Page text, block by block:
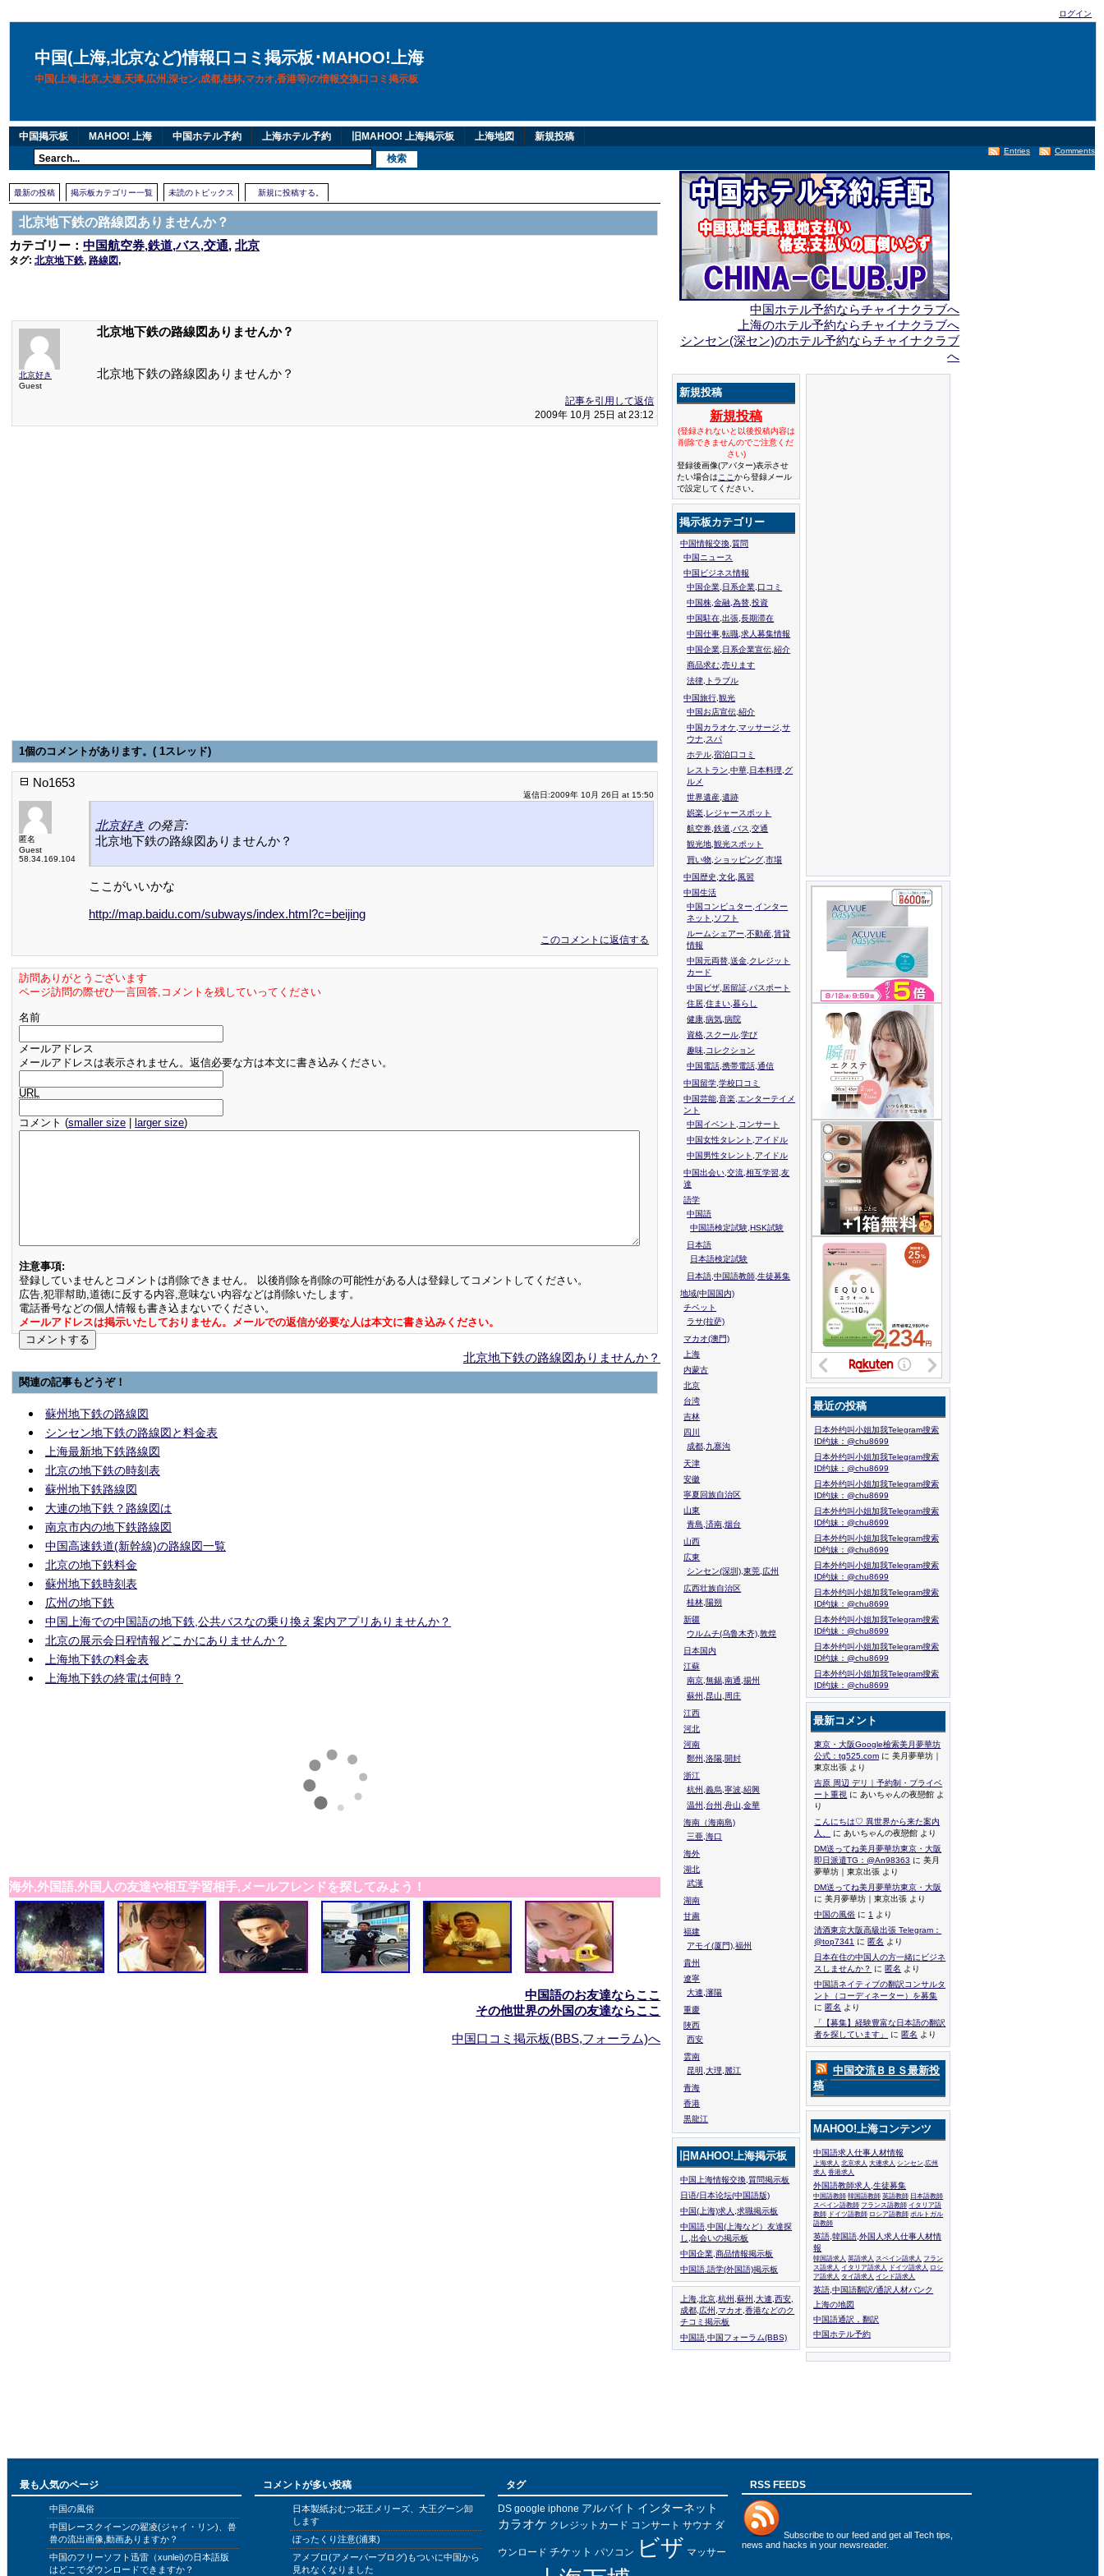
ログイン
中国(上海,北京など)情報口コミ掲示板･MAHOO!上海
中国(上海,北京,大連,天津,広州,深セン,成都,桂林,マカオ,香港等)の情報交換口コミ掲示板
中国掲示板 MAHOO! 上海 中国ホテル予約 上海ホテル予約 旧MAHOO! 上海掲示板 上海地図 新規投稿
Comments
Entries
最新の投稿 掲示板カテゴリー一覧 未読のトピックス 新規に投稿する。
北京地下鉄の路線図ありませんか？
カテゴリー： 中国航空券,鉄道,バス,交通, 北京
タグ: 北京地下鉄, 路線図,
北京好き
Guest
北京地下鉄の路線図ありませんか？
北京地下鉄の路線図ありませんか？
記事を引用して返信
2009年 10月 25日 at 23:12
1個のコメントがあります。( 1スレッド)
No1653
返信日:2009年 10月 26日 at 15:50
匿名
Guest
58.34.169.104
北京好き の発言:
北京地下鉄の路線図ありませんか？
ここがいいかな
http://map.baidu.com/subways/index.html?c=beijing
このコメントに返信する
訪問ありがとうございます
ページ訪問の際ぜひ一言回答,コメントを残していってください
名前
メールアドレス
メールアドレスは表示されません。返信必要な方は本文に書き込みください。
URL
コメント (smaller size larger size)
注意事項:
登録していませんとコメントは削除できません。 以後削除を削除の可能性がある人は登録してコメントしてください。
広告,犯罪幇助,道徳に反する内容,意味ない内容などは削除いたします。
電話番号などの個人情報も書き込まないでください。
メールアドレスは掲示いたしておりません。メールでの返信が必要な人は本文に書き込みください。
北京地下鉄の路線図ありませんか？
関連の記事もどうぞ！
蘇州地下鉄の路線図
シンセン地下鉄の路線図と料金表
上海最新地下鉄路線図
北京の地下鉄の時刻表
蘇州地下鉄路線図
大連の地下鉄？路線図は
南京市内の地下鉄路線図
中国高速鉄道(新幹線)の路線図一覧
北京の地下鉄料金
蘇州地下鉄時刻表
広州の地下鉄
中国上海での中国語の地下鉄,公共バスなの乗り換え案内アプリありませんか？
北京の展示会日程情報どこかにありませんか？
上海地下鉄の料金表
上海地下鉄の終電は何時？
海外,外国語,外国人の友達や相互学習相手,メールフレンドを探してみよう！
中国語のお友達ならここ
その他世界の外国の友達ならここ
中国口コミ掲示板(BBS,フォーラム)へ
中国ホテル予約ならチャイナクラブへ
上海のホテル予約ならチャイナクラブへ
シンセン(深セン)のホテル予約ならチャイナクラブ
へ
新規投稿
新規投稿
(登録されないと以後投稿内容は
削除できませんのでご注意くだ
さい)
登録後画像(アバター)表示させ
たい場合は ここから登録メール
で設定してください。
掲示板カテゴリー
中国情報交換,質問
中国ニュース
中国ビジネス情報
中国企業,日系企業,口コミ
中国株,金融,為替,投資
中国駐在,出張,長期滞在
中国仕事,転職,求人募集情報
中国企業,日系企業宣伝,紹介
商品求む,売ります
法律,トラブル
中国旅行,観光
中国お店宣伝,紹介
中国カラオケ,マッサージ,サ
ウナ,スパ
ホテル,宿泊口コミ
レストラン,中華,日本料理,グ
ルメ
世界遺産,遺跡
娯楽,レジャースポット
航空券,鉄道,バス,交通
観光地,観光スポット
買い物,ショッピング,市場
中国歴史,文化,風習
中国生活
中国コンピュター,インター
ネット,ソフト
ルームシェアー,不動産,賃貸
情報
中国元両替,送金,クレジット
カード
中国ビザ,居留証,パスポート
住居,住まい,暮らし
健康,病気,病院
資格,スクール,学び
趣味,コレクション
中国電話,携帯電話,通信
中国留学,学校口コミ
中国芸能,音楽,エンターテイメ
ント
中国イベント,コンサート
中国女性タレント,アイドル
中国男性タレント,アイドル
中国出会い,交流,相互学習,友
達
語学
中国語
中国語検定試験,HSK試験
日本語
日本語検定試験
日本語,中国語教師,生徒募集
地域(中国国内)
チベット
ラサ(拉萨)
マカオ(澳門)
上海
内蒙古
北京
台湾
吉林
四川
成都,九寨沟
天津
安徽
寧夏回族自治区
山東
青島,済南,烟台
山西
広東
シンセン(深圳),東莞,広州
広西壮族自治区
桂林,陽朔
新疆
ウルムチ(乌鲁木齐),敦煌
日本国内
江蘇
南京,無錫,南通,揚州
蘇州,昆山,周庄
江西
河北
河南
鄭州,洛陽,開封
浙江
杭州,義烏,寧波,紹興
温州,台州,舟山,金華
海南（海南島)
三亜,海口
海外
湖北
武漢
湖南
甘粛
福建
アモイ(厦門),福州
貴州
遼寧
大連,瀋陽
重慶
陜西
西安
雲南
昆明,大理,麗江
青海
香港
黒龍江
旧MAHOO!上海掲示板
中国上海情報交換,質問掲示板
日语/日本论坛(中国語版)
中国(上海)求人,求職掲示板
中国語,中国(上海など）友達探
し,出会いの掲示板
中国企業,商品情報掲示板
中国語.語学(外国語)掲示板
上海,北京,杭州,蘇州,大連,西安,
成都,広州,マカオ,香港などのク
チコミ掲示板
中国語,中国フォーラム(BBS)
最近の投稿
日本外约叫小姐加我Telegram搜索
ID约妹：@chu8699
日本外约叫小姐加我Telegram搜索
ID约妹：@chu8699
日本外约叫小姐加我Telegram搜索
ID约妹：@chu8699
日本外约叫小姐加我Telegram搜索
ID约妹：@chu8699
日本外约叫小姐加我Telegram搜索
ID约妹：@chu8699
日本外约叫小姐加我Telegram搜索
ID约妹：@chu8699
日本外约叫小姐加我Telegram搜索
ID约妹：@chu8699
日本外约叫小姐加我Telegram搜索
ID约妹：@chu8699
日本外约叫小姐加我Telegram搜索
ID约妹：@chu8699
日本外约叫小姐加我Telegram搜索
ID约妹：@chu8699
最新コメント
東京・大阪Google檢索美月夢華坊
公式：tg525.com に 美月夢華坊｜
東京出張 より
吉原 周辺 デリ｜予約制・プライベ
ート重視 に あいちゃんの夜戀館 よ
り
こんにちは♡ 異世界から来た案内
人、
に あいちゃんの夜戀館 より
DM送ってね美月夢華坊東京・大阪
即日派遣TG：@An98363 に 美月
夢華坊｜東京出張 より
DM送ってね美月夢華坊東京・大阪
に 美月夢華坊｜東京出張 より
中国の風俗 に 1
より
清酒東京大阪高級出張 Telegram：
@top7341 に 匿名 より
日本在住の中国人の方一緒にビジネ
スしませんか？ に 匿名 より
中国語ネイティブの翻訳コンサルタ
ント（コーディネーター）を募集
に 匿名 より
「【募集】経験豊富な日本語の翻訳
者を探しています」
に 匿名 より
中国交流ＢＢＳ最新投
稿
MAHOO!上海コンテンツ
中国語求人仕事人材情報
上海求人 北京求人 大連求人 シンセン,広州
求人 香港求人
外国語教師求人,生徒募集
中国語教師 韓国語教師 英語教師 日本語教師
スペイン語教師 フランス語教師 イタリア語
教師 ドイツ語教師 ロシア語教師 ポルトガル
語教師
英語,韓国語,外国人求人仕事人材情
報
韓国語求人 英語求人 スペイン語求人 フラン
ス語求人 イタリア語求人 ドイツ語求人 ロシ
ア語求人 タイ語求人 インド語求人
英語,中国語翻訳/通訳人材バンク
上海の地図
中国語通訳，翻訳
中国ホテル予約
最も人気のページ
中国の風俗
中国レースクイーンの翟凌(ジャイ・リン)、兽
兽の流出画像,動画ありますか？
中国のフリーソフト迅雷（xunlei)の日本語版
はどこでダウンロードできますか？
コメントが多い投稿
日本製紙おむつ花王メリーズ、大王グーン卸
します
ぼったくり注意(浦東)
アメブロ(アメーバーブログ)もついに中国から
見れなくなりました
タグ
DS google iphone アルバイト インターネット
カラオケ クレジットカード コンサート サウナ ダ
ウンロード チケット パソコン ビザ マッサー
RSS FEEDS
Subscribe to our feed and get all Tech tips,
news and hacks in your newsreader.